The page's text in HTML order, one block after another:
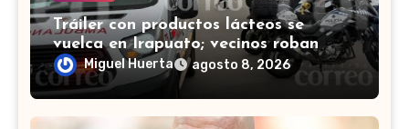
Tráiler con productos lácteos se
vuelca en Irapuato; vecinos roban
carga en lugar de auxiliar a heridos
Miguel Huerta agosto 8, 2026